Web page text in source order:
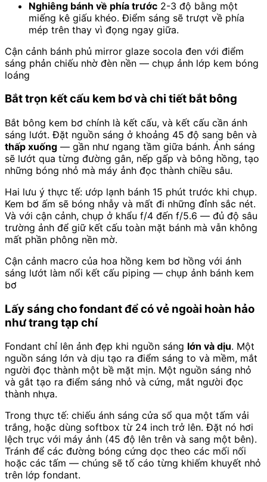
Nghiêng bánh về phía trước 2-3 độ bằng một
miếng kê giấu khéo. Điểm sáng sẽ trượt về phía
mép trên thay vì đọng ngay giữa.
Cận cảnh bánh phủ mirror glaze socola đen với điểm
sáng phản chiếu nhờ đèn nền — chụp ảnh lớp kem bóng
loáng
Bắt trọn kết cấu kem bơ và chi tiết bắt bông
Bắt bông kem bơ chính là kết cấu, và kết cấu cần ánh
sáng lướt. Đặt nguồn sáng ở khoảng 45 độ sang bên và
thấp xuống — gần như ngang tầm giữa bánh. Ánh sáng
sẽ lướt qua từng đường gân, nếp gấp và bông hồng, tạo
những bóng nhỏ mà máy ảnh đọc thành chiều sâu.
Hai lưu ý thực tế: ướp lạnh bánh 15 phút trước khi chụp.
Kem bơ ấm sẽ bóng nhẫy và mất đi những đỉnh sắc nét.
Và với cận cảnh, chụp ở khẩu f/4 đến f/5.6 — đủ độ sâu
trường ảnh để giữ kết cấu toàn mặt bánh mà vẫn không
mất phần phông nền mờ.
Cận cảnh macro của hoa hồng kem bơ hồng với ánh
sáng lướt làm nổi kết cấu piping — chụp ảnh bánh kem
bơ
Lấy sáng cho fondant để có vẻ ngoài hoàn hảo
như trang tạp chí
Fondant chỉ lên ảnh đẹp khi nguồn sáng lớn và dịu. Một
nguồn sáng lớn và dịu tạo ra điểm sáng to và mềm, mắt
người đọc thành một bề mặt mịn. Một nguồn sáng nhỏ
và gắt tạo ra điểm sáng nhỏ và cứng, mắt người đọc
thành nhựa.
Trong thực tế: chiếu ánh sáng cửa sổ qua một tấm vải
trắng, hoặc dùng softbox từ 24 inch trở lên. Đặt nó hơi
lệch trục với máy ảnh (45 độ lên trên và sang một bên).
Tránh để các đường bóng cứng dọc theo các mối nối
hoặc các tấm — chúng sẽ tố cáo từng khiếm khuyết nhỏ
trên lớp fondant.